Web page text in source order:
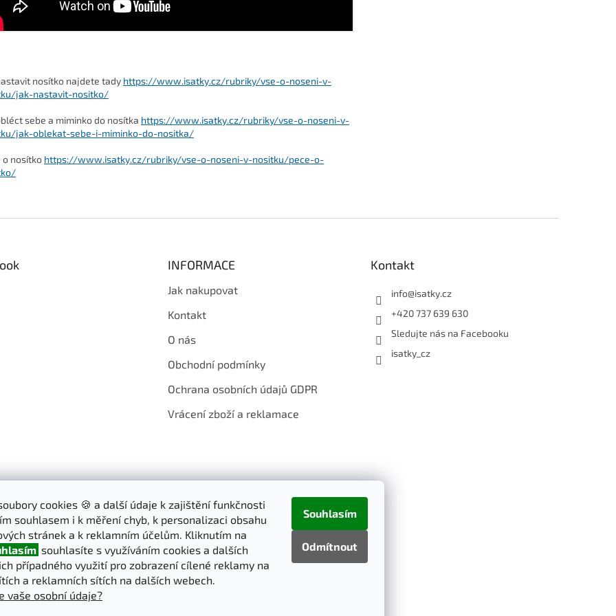
cookies 🍪 a další údaje k zajištění funkčnosti
souhlasem i k měření chyb, k personalizaci obsahu
stránek a k reklamním účelům. Kliknutím na
souhlasíte s využíváním cookies a dalších
případného využití pro zobrazení cílené reklamy na
a reklamních sítích na dalších webech.
vaše osobní údaje?
Odmítnout
Souhlasím
nosítko najdete tady https://www.isatky.cz/rubriky/vse-o-noseni-v-
jak-nastavit-nositko/
sebe a miminko do nosítka https://www.isatky.cz/rubriky/vse-o-noseni-v-
jak-oblekat-sebe-i-miminko-do-nositka/
o nosítko https://www.isatky.cz/rubriky/vse-o-noseni-v-nositku/pece-o-
INFORMACE
Jak nakupovat
Kontakt
O nás
Obchodní podmínky
Ochrana osobních údajů GDPR
Vrácení zboží a reklamace
Kontakt
info@isatky.cz
+420 737 639 630
Sledujte nás na Facebooku
isatky_cz